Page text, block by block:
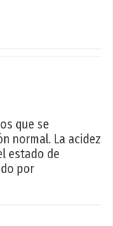
que se
normal. La acidez
estado de
por